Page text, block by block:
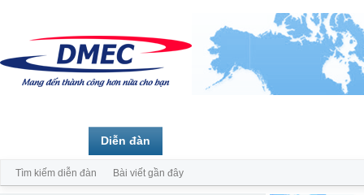
Diễn đàn
Tìm kiếm diễn đàn Bài viết gần đây